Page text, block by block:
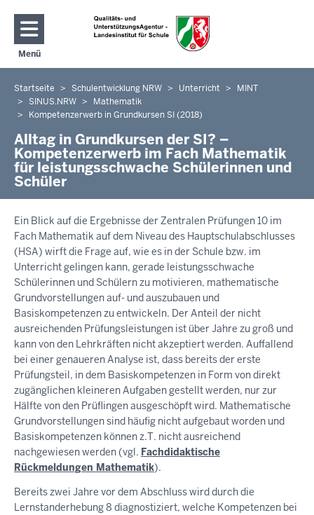
Direkt zum Inhalt
Menü
Navigation aktivieren/deaktivieren: Hauptmenü
Sie
befinden
hier
Startseite Schulentwicklung NRW Unterricht
MINT
SINUS.NRW
Mathematik
Kompetenzerwerb in Grundkursen SI (2018)
Alltag in Grundkursen der SI? –
Kompetenzerwerb im Fach Mathematik
für leistungsschwache Schülerinnen und
Schüler
Ein Blick auf die Ergebnisse der Zentralen Prüfungen 10 im
Fach Mathematik auf dem Niveau des Hauptschulabschlusses
(HSA) wirft die Frage auf, wie es in der Schule bzw. im
Unterricht gelingen kann, gerade leistungsschwache
Schülerinnen und Schülern zu motivieren, mathematische
Grundvorstellungen auf- und auszubauen und
Basiskompetenzen zu entwickeln. Der Anteil der nicht
ausreichenden Prüfungsleistungen ist über Jahre zu groß und
kann von den Lehrkräften nicht akzeptiert werden. Auffallend
bei einer genaueren Analyse ist, dass bereits der erste
Prüfungsteil, in dem Basiskompetenzen in Form von direkt
zugänglichen kleineren Aufgaben gestellt werden, nur zur
Hälfte von den Prüflingen ausgeschöpft wird. Mathematische
Grundvorstellungen sind häufig nicht aufgebaut worden und
Basiskompetenzen können z.T. nicht ausreichend
nachgewiesen werden (vgl. Fachdidaktische
Rückmeldungen Mathematik).
Bereits zwei Jahre vor dem Abschluss wird durch die
Lernstanderhebung 8 diagnostiziert, welche Kompetenzen bei